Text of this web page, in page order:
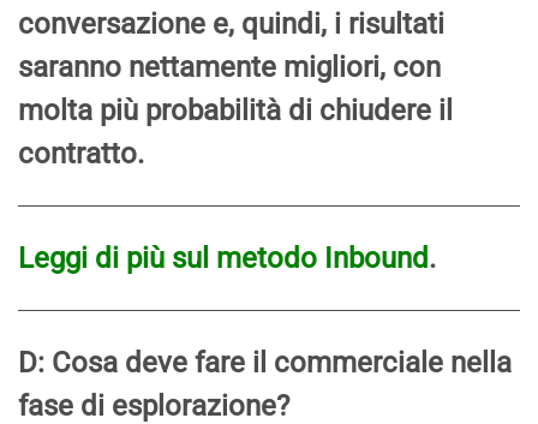
conversazione e, quindi, i risultati
saranno nettamente migliori, con
molta più probabilità di chiudere il
contratto.
Leggi di più sul metodo Inbound.
D: Cosa deve fare il commerciale nella
fase di esplorazione?